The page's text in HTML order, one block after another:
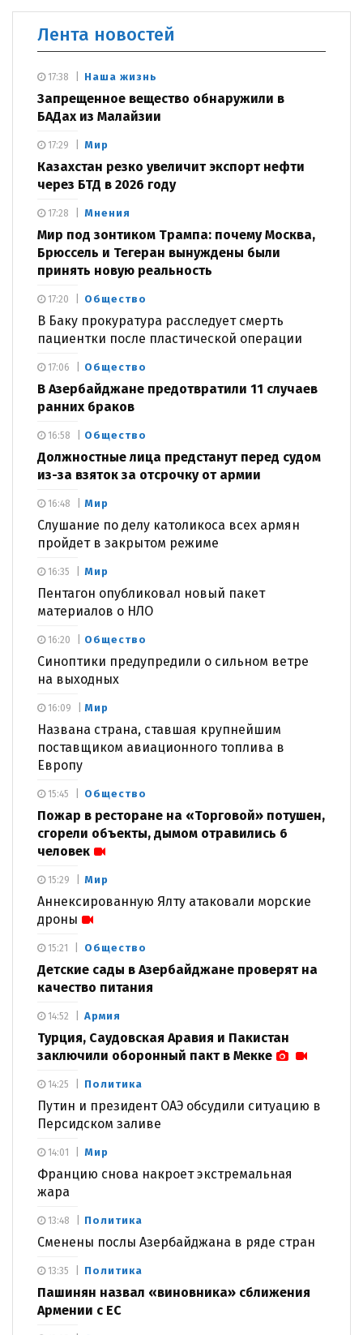
Лента новостей
Наша жизнь
Запрещенное вещество обнаружили в
БАДах из Малайзии
17:38
Мир
Казахстан резко увеличит экспорт нефти
через БТД в 2026 году
17:29
Мнения
Мир под зонтиком Трампа: почему Москва,
Брюссель и Тегеран вынуждены были
принять новую реальность
17:28
Общество
В Баку прокуратура расследует смерть
пациентки после пластической операции
17:20
Общество
В Азербайджане предотвратили 11 случаев
ранних браков
17:06
Общество
Должностные лица предстанут перед судом
из-за взяток за отсрочку от армии
16:58
Мир
Слушание по делу католикоса всех армян
пройдет в закрытом режиме
16:48
Мир
Пентагон опубликовал новый пакет
материалов о НЛО
16:35
Общество
Синоптики предупредили о сильном ветре
на выходных
16:20
Мир
Названа страна, ставшая крупнейшим
поставщиком авиационного топлива в
Европу
16:09
Общество
Пожар в ресторане на «Торговой» потушен,
сгорели объекты, дымом отравились 6
человек
15:45
Мир
Аннексированную Ялту атаковали морские
дроны
15:29
Общество
Детские сады в Азербайджане проверят на
качество питания
15:21
Армия
Турция, Саудовская Аравия и Пакистан
заключили оборонный пакт в Мекке
14:52
Политика
Путин и президент ОАЭ обсудили ситуацию в
Персидском заливе
14:25
Мир
Францию снова накроет экстремальная
жара
14:01
Политика
Сменены послы Азербайджана в ряде стран
13:48
Политика
Пашинян назвал «виновника» сближения
Армении с ЕС
13:35